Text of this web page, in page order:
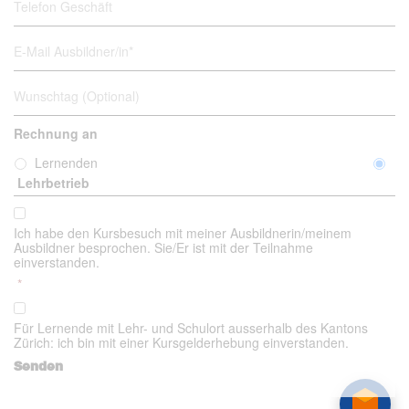
t
r
e
b
l
n
e
/
i
n
*
e
l
e
f
o
G
e
s
c
h
ä
t
E
-
M
a
i
l
A
s
b
l
d
n
e
r
n
*
*
W
u
n
s
h
a
g
(
O
p
t
n
a
l
)
Rechnung an
Lernenden
Lehrbetrieb
C
o
n
s
e
n
t
*
Ich habe den Kursbesuch mit meiner Ausbildnerin/meinem
Ausbildner besprochen. Sie/Er ist mit der Teilnahme
einverstanden.
*
C
o
n
s
e
Für Lernende mit Lehr- und Schulort ausserhalb des Kantons
Zürich: ich bin mit einer Kursgelderhebung einverstanden.
Senden